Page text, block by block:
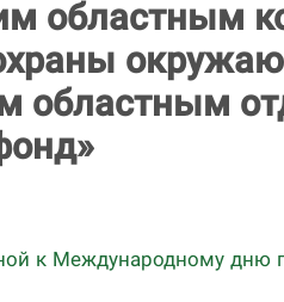
областным
областным
к Международному дню